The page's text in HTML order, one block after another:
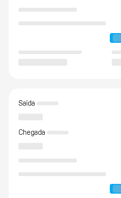
Saída
Chegada